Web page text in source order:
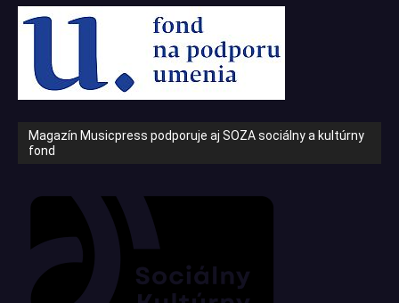
Magazín Musicpress podporuje aj SOZA sociálny a kultúrny
fond